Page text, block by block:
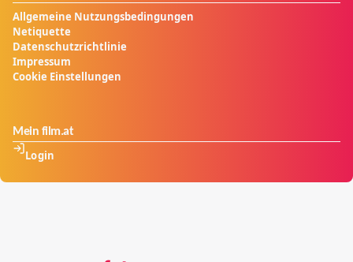
Allgemeine Nutzungsbedingungen
Netiquette
Datenschutzrichtlinie
Impressum
Cookie Einstellungen
Mein film.at
Login